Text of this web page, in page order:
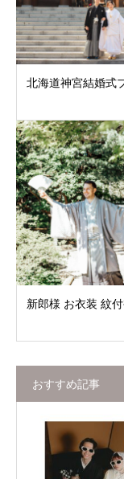
北海道神宮結婚式
新郎様 お衣装 紋
おすすめ記事